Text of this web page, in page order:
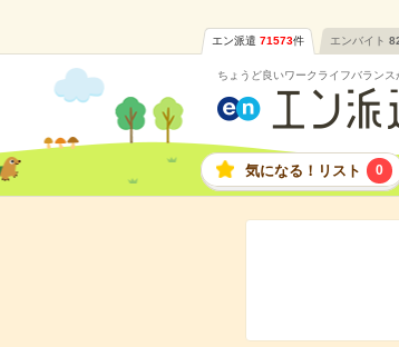
エン派遣 71573件 エンバイト
ちょうど良いワークライフバランス
気になる！リスト 0